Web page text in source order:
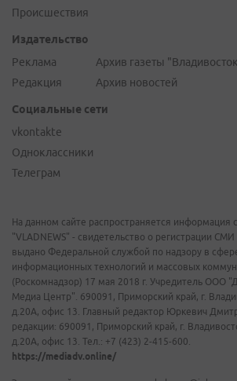
Происшествия
Издательство
Реклама
Редакция
Архив газеты
Архив новостей
Социальные сети
vkontakte
Одноклассники
Телеграм
На данном сайте распространяется информация
"VLADNEWS" - свидетельство о регистрации
выдано Федеральной службой по надзору в
информационных технологий и массовых
(Роскомнадзор) 17 мая 2018 г. Учредитель ООО
Медиа Центр". 690091, Приморский край, г.
д.20А, офис 13. Главный редактор Юркевич
редакции: 690091, Приморский край, г.
д.20А, офис 13. Тел.: +7 (423) 2-415-600.
https://mediadv.online/